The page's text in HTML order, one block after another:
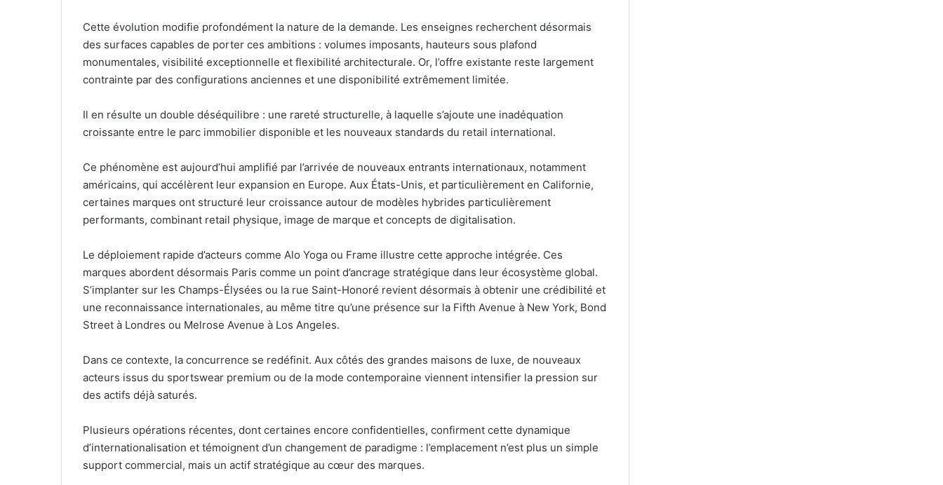
Cette évolution modifie profondément la nature de la demande. Les enseignes recherchent désormais
des surfaces capables de porter ces ambitions : volumes imposants, hauteurs sous plafond
monumentales, visibilité exceptionnelle et flexibilité architecturale. Or, l’offre existante reste largement
contrainte par des configurations anciennes et une disponibilité extrêmement limitée.
Il en résulte un double déséquilibre : une rareté structurelle, à laquelle s’ajoute une inadéquation
croissante entre le parc immobilier disponible et les nouveaux standards du retail international.
Ce phénomène est aujourd’hui amplifié par l’arrivée de nouveaux entrants internationaux, notamment
américains, qui accélèrent leur expansion en Europe. Aux États-Unis, et particulièrement en Californie,
certaines marques ont structuré leur croissance autour de modèles hybrides particulièrement
performants, combinant retail physique, image de marque et concepts de digitalisation.
Le déploiement rapide d’acteurs comme Alo Yoga ou Frame illustre cette approche intégrée. Ces
marques abordent désormais Paris comme un point d’ancrage stratégique dans leur écosystème global.
S’implanter sur les Champs-Élysées ou la rue Saint-Honoré revient désormais à obtenir une crédibilité et
une reconnaissance internationales, au même titre qu’une présence sur la Fifth Avenue à New York, Bond
Street à Londres ou Melrose Avenue à Los Angeles.
Dans ce contexte, la concurrence se redéfinit. Aux côtés des grandes maisons de luxe, de nouveaux
acteurs issus du sportswear premium ou de la mode contemporaine viennent intensifier la pression sur
des actifs déjà saturés.
Plusieurs opérations récentes, dont certaines encore confidentielles, confirment cette dynamique
d’internationalisation et témoignent d’un changement de paradigme : l’emplacement n’est plus un simple
support commercial, mais un actif stratégique au cœur des marques.